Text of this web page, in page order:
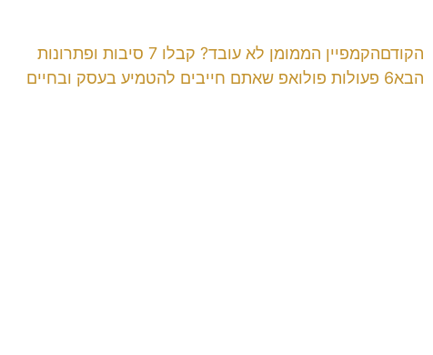
הקודםהקמפיין הממומן לא עובד? קבלו 7 סיבות ופתרונות
הבא6 פעולות פולואפ שאתם חייבים להטמיע בעסק ובחיים